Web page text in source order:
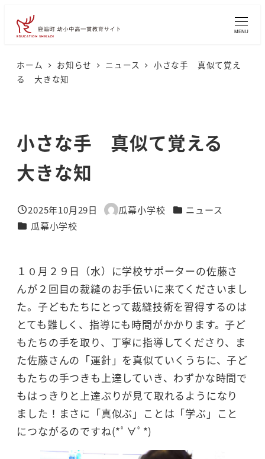
MENU
ホーム お知らせ ニュース
小さな手 真似て覚え
る 大きな知
小さな手 真似て覚える
大きな知
投稿日
2025年10月29日
著
瓜幕小学校 カテゴリー
ニュース
カテゴリー
瓜幕小学校
１０月２９日（水）に学校サポーターの佐藤さ
んが２回目の裁縫のお手伝いに来てくださいまし
た。子どもたちにとって裁縫技術を習得するのは
とても難しく、指導にも時間がかかります。子ど
もたちの手を取り、丁寧に指導してくださり、ま
た佐藤さんの「運針」を真似ていくうちに、子ど
もたちの手つきも上達していき、わずかな時間で
もはっきりと上達ぶりが見て取れるようになり
ました！まさに「真似ぶ」ことは「学ぶ」こと
につながるのですね(*ﾟ∀ﾟ*)